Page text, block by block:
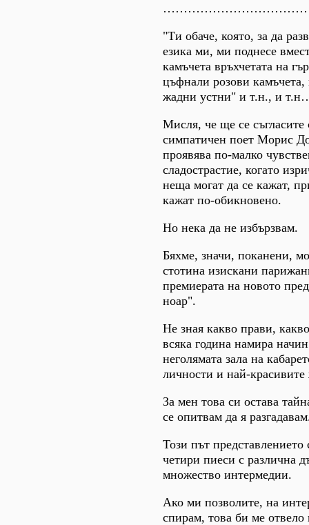
"Ти обаче, която, за да
езика ми, ми поднесе
камъчета връхчетата на
цъфнали розови камъчета,
жадни устни" и т.н., и
Мисля, че ще се съгласите
симпатичен поет Морис
проявява по-малко
сладострастие, когато
неща могат да се кажат,
кажат по-обикновено.
Но нека да не избързвам.
Бяхме, значи, поканени,
стотина изискани
премиерата на новото
ноар".
Не зная какво прави,
всяка година намира
неголямата зала на
личности и най-
За мен това си остава
се опитвам да я
Този път представлението
четири пиеси с различна
множество интермедии.
Ако ми позволите, на
спирам, това би ме отвело